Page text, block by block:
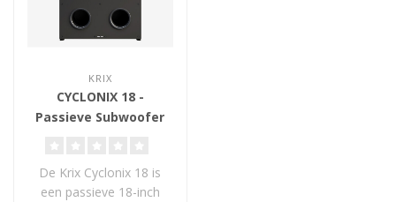
KRIX
CYCLONIX 18 -
Passieve Subwoofer
De Krix Cyclonix 18 is
een passieve 18-inch